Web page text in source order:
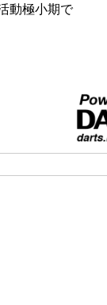
動極小期で